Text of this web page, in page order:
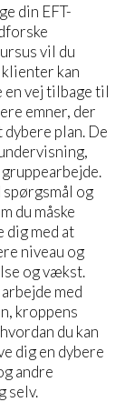
din EFT-
vil du
kan
en vej tilbage til
emner, der
plan. De
spørgsmål og
du måske
dig med at
niveau og
og vækst.
med
kroppens
du kan
dig en dybere
andre
selv.